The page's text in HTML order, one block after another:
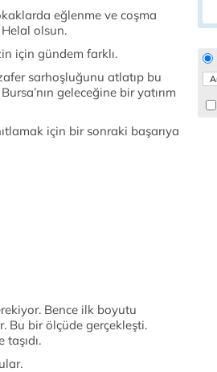
eğlenme ve coşma
Helal olsun.
için gündem farklı.
sarhoşluğunu atlatıp bu
Bursa’nın geleceğine bir yatırım
için bir sonraki başarıya
Bence ilk boyutu
Bu bir ölçüde gerçekleşti.